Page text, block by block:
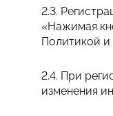
2.3.
«Нажимая
Политикой и
2.4. При
изменения